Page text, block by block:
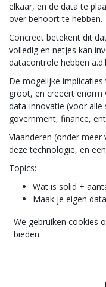
elkaar, en de data te
over behoort te hebben.
Concreet betekent dit
volledig en netjes kan
datacontrole hebben
De mogelijke
groot, en creëert enorm
data-innovatie (voor
government, finance,
Vlaanderen (onder
deze technologie, en
Topics:
Wat is solid +
Maak je eigen
We gebruiken cookies
bieden.